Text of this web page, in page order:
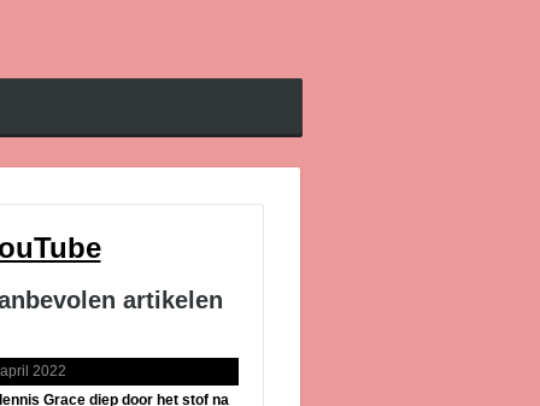
artikelen
2022
Grace diep door het stof na